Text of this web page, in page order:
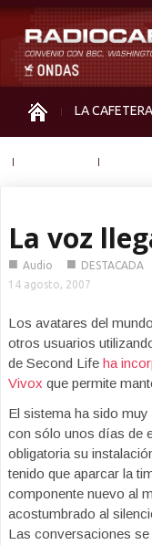
LA CAFETERA
La voz
■ Audio ■ DESTACADA
14 agosto, 2007
Los avatares del
otros usuarios
de Second Life ha
Vivox que permite
El sistema ha sido
con sólo unos días de
obligatoria su
tenido que aparcar la
componente nuevo al
acostumbrado al
Las conversaciones